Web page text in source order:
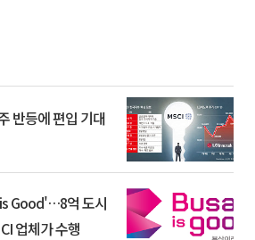
반등에 편입 기대
업체가 수행